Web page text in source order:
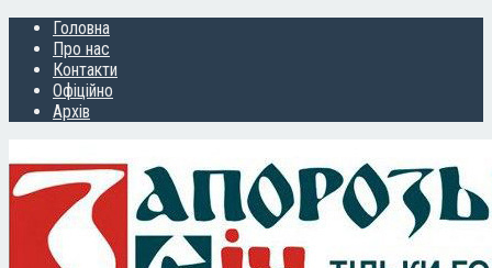
Головна
Про нас
Контакти
Офіційно
Архів